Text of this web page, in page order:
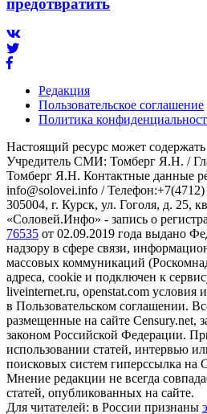
Редакция
Пользовательское соглашение
Политика
Настоящий ресурс может
Учредитель СМИ: Томберг Я.Н. /
Томберг Я.Н. Контактные данные
info@solovei.info /
305004, г. Курск, ул. Гоголя, д. 25,
«Соловей.Инфо» - запись о
76535 от 02.09.2019 года выдано
надзору в сфере связи,
массовых коммуникаций
адреса, cookie и подключен к
liveinternet.ru, openstat.com условия
в Пользовательском соглашении.
размещенные на сайте Censury.net,
законом Российской Федерации.
использовании статей, интервью
поисковых систем гиперссылка на
Мнение редакции не всегда
статей, опубликованных на сайте.
Для читателей: в России признаны